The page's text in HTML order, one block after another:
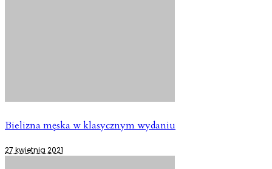
Bielizna męska w klasycznym wydaniu
27 kwietnia 2021